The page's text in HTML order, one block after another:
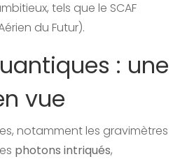
tels que le SCAF
du Futur).
: une
vue
notamment les gravimètres
photons intriqués,